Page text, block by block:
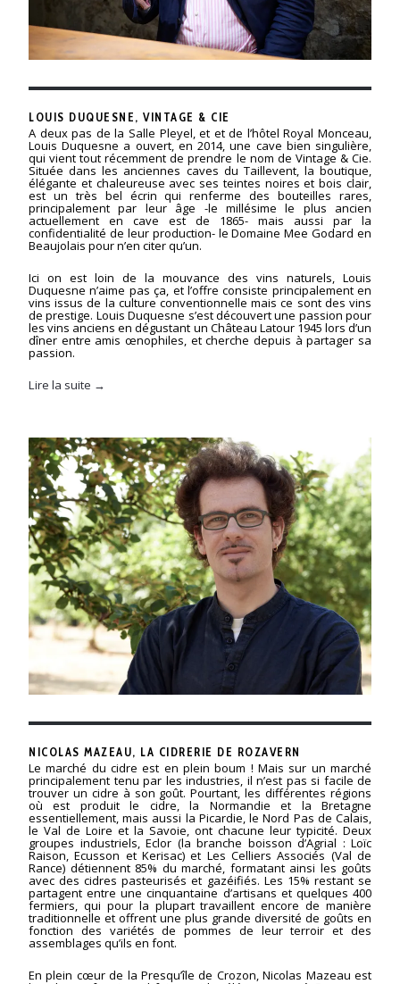
LOUIS DUQUESNE, VINTAGE & CIE
A deux pas de la Salle Pleyel, et et de l’hôtel Royal Monceau,
Louis Duquesne a ouvert, en 2014, une cave bien singulière,
qui vient tout récemment de prendre le nom de Vintage & Cie.
Située dans les anciennes caves du Taillevent, la boutique,
élégante et chaleureuse avec ses teintes noires et bois clair,
est un très bel écrin qui renferme des bouteilles rares,
principalement par leur âge -le millésime le plus ancien
actuellement en cave est de 1865- mais aussi par la
confidentialité de leur production- le Domaine Mee Godard en
Beaujolais pour n’en citer qu’un.
Ici on est loin de la mouvance des vins naturels, Louis
Duquesne n’aime pas ça, et l’offre consiste principalement en
vins issus de la culture conventionnelle mais ce sont des vins
de prestige. Louis Duquesne s’est découvert une passion pour
les vins anciens en dégustant un Château Latour 1945 lors d’un
dîner entre amis œnophiles, et cherche depuis à partager sa
passion.
Lire la suite →
NICOLAS MAZEAU, LA CIDRERIE DE ROZAVERN
Le marché du cidre est en plein boum ! Mais sur un marché
principalement tenu par les industries, il n’est pas si facile de
trouver un cidre à son goût. Pourtant, les différentes régions
où est produit le cidre, la Normandie et la Bretagne
essentiellement, mais aussi la Picardie, le Nord Pas de Calais,
le Val de Loire et la Savoie, ont chacune leur typicité. Deux
groupes industriels, Eclor (la branche boisson d’Agrial : Loïc
Raison, Ecusson et Kerisac) et Les Celliers Associés (Val de
Rance) détiennent 85% du marché, formatant ainsi les goûts
avec des cidres pasteurisés et gazéifiés. Les 15% restant se
partagent entre une cinquantaine d’artisans et quelques 400
fermiers, qui pour la plupart travaillent encore de manière
traditionnelle et offrent une plus grande diversité de goûts en
fonction des variétés de pommes de leur terroir et des
assemblages qu’ils en font.
En plein cœur de la Presqu’île de Crozon, Nicolas Mazeau est